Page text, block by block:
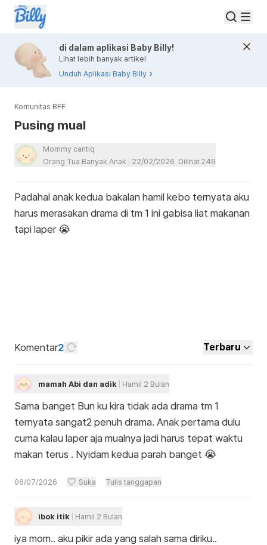
di dalam aplikasi Baby Billy!
Lihat lebih banyak artikel
Unduh Aplikasi Baby Billy
Komunitas BFF
Pusing mual
Mommy cantiq
Orang Tua Banyak Anak
22/02/2026 Dilihat 246
Padahal anak kedua bakalan hamil kebo ternyata aku
harus merasakan drama di tm 1 ini gabisa liat makanan
tapi laper 😭
Komentar2 Terbaru
mamah Abi dan adik Hamil 2 Bulan
Sama banget Bun ku kira tidak ada drama tm 1
ternyata sangat2 penuh drama. Anak pertama dulu
cuma kalau laper aja mualnya jadi harus tepat waktu
makan terus . Nyidam kedua parah banget 😭
06/07/2026 Suka Tulis tanggapan
ibok itik Hamil 2 Bulan
iya mom.. aku pikir ada yang salah sama diriku..